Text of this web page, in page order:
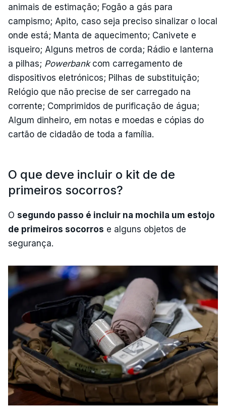
animais de estimação; Fogão a gás para
campismo; Apito, caso seja preciso sinalizar o local
onde está; Manta de aquecimento; Canivete e
isqueiro; Alguns metros de corda; Rádio e lanterna
a pilhas; Powerbankcom carregamento de
dispositivos eletrónicos; Pilhas de substituição;
Relógio que não precise de ser carregado na
corrente; Comprimidos de purificação de água;
Algum dinheiro, em notas e moedas e cópias do
cartão de cidadão de toda a família.
O que deve incluir o kit de de
primeiros socorros?
O segundo passo é incluir na mochila um estojo
de primeiros socorros e alguns objetos de
segurança.